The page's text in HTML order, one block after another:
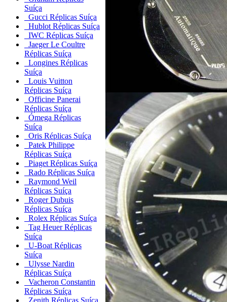
Suíça
Gucci Réplicas Suíça
Hublot Réplicas Suíça
IWC Réplicas Suíça
Jaeger Le Coultre
Réplicas Suíça
Longines Réplicas
Suíça
Louis Vuitton
Réplicas Suíça
Officine Panerai
Réplicas Suíça
Ómega Réplicas
Suíça
Oris Réplicas Suíça
Patek Philippe
Réplicas Suíça
Piaget Réplicas Suíça
Rado Réplicas Suíça
Raymond Weil
Réplicas Suíça
Roger Dubuis
Réplicas Suíça
Rolex Réplicas Suíça
Tag Heuer Réplicas
Suíça
U-Boat Réplicas
Suíça
Ulysse Nardin
Réplicas Suíça
Vacheron Constantin
Réplicas Suíça